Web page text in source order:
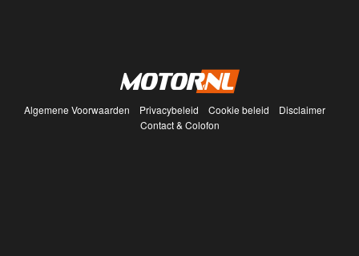
Algemene Voorwaarden Privacybeleid Cookie beleid
Disclaimer
Contact & Colofon